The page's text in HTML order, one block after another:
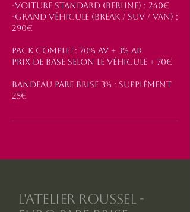
-Voiture Standard (berline) : 240€
-Grand Véhicule (Break / Suv / Van) :
290€
Pack Complet: 70% AV + 3% AR
Prix de base selon le véhicule + 70€
Bandeau Pare Brise 3% : supplément
25€
L'Atelier Roussel -